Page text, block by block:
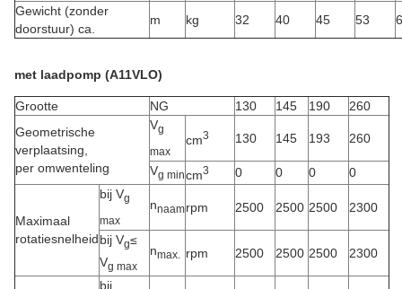
Gewicht (zonder
doorstuur) ca.
m kg 32 40 45 53
met laadpomp (A11VLO)
Grootte NG 130 145 190
260
Geometrische
verplaatsing,
per omwenteling
Vg
max
cm3 130 145 193 260
Vg mincm3 0 0 0 0
Maximaal
rotatiesnelheid
bij Vg
max
nnaamrpm 2500 2500 2500 2300
bij Vg≤
Vg max
nmax. rpm 2500 2500 2500 2300
bij